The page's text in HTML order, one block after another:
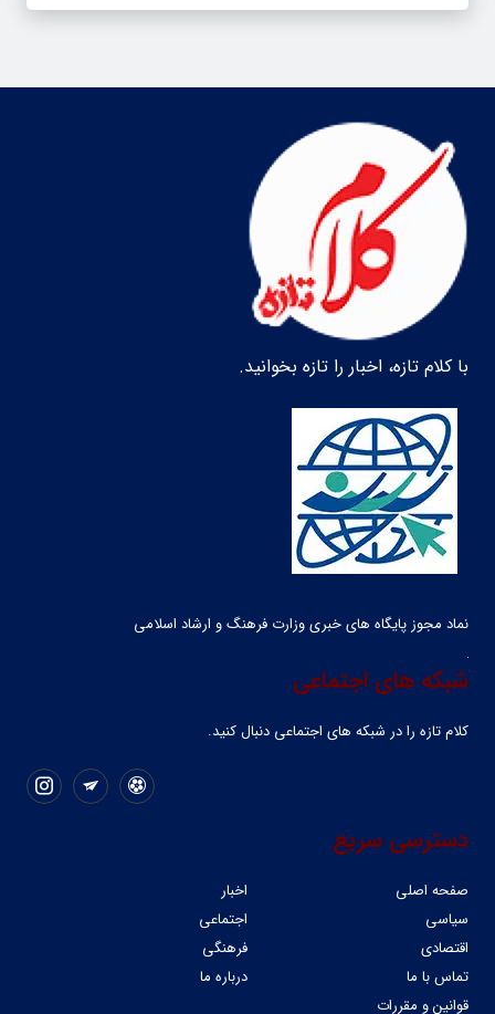
با کلام تازه، اخبار را تازه بخوانید.
نماد مجوز پایگاه های خبری وزارت فرهنگ و ارشاد اسلامی
شبکه های اجتماعی
کلام تازه را در شبکه ‌های اجتماعی دنبال کنید.
دسترسی سریع
صفحه اصلی
اخبار
سیاسی
اجتماعی
اقتصادی
فرهنگی
تماس با ما
درباره ما
قوانین و مقررات